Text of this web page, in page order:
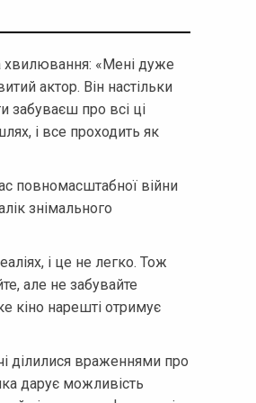
хвилювання: «Мені дуже
актор. Він настільки
забуваєш про всі ці
і все проходить як
повномасштабної війни
знімального
і це не легко. Тож
але не забувайте
кіно нарешті отримує
ділилися враженнями про
дарує можливість